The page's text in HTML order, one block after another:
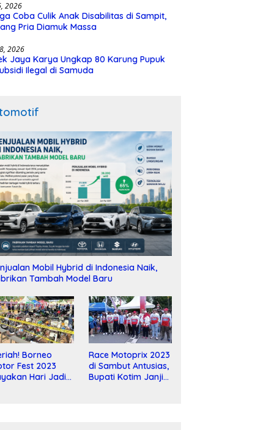
2026
Coba Culik Anak Disabilitas di Sampit,
Pria Diamuk Massa
2026
Jaya Karya Ungkap 80 Karung Pupuk
Ilegal di Samuda
Mobil Hybrid di Indonesia Naik,
Tambah Model Baru
Borneo
Fest 2023
Hari Jadi
Race Motoprix 2023
di Sambut Antusias,
Bupati Kotim Janji